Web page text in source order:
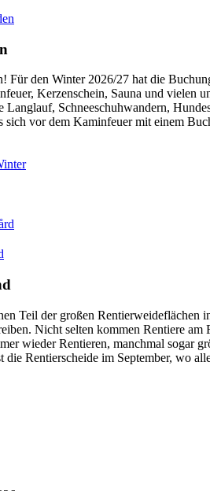
den Winter 2026/27 hat die
Kerzenschein, Sauna und vielen
Schneeschuhwandern,
sich vor dem Kaminfeuer mit einem
Teil der großen Rentierweideflächen
Nicht selten kommen Rentiere
wieder Rentieren, manchmal sogar
Rentierscheide im September, wo